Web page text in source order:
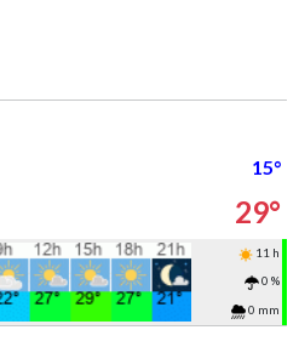
15°
29°
11 h
0 %
0 mm